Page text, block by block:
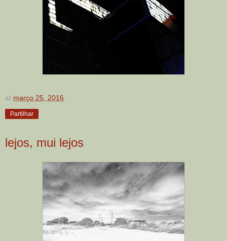
at março 25, 2016
Partilhar
lejos, mui lejos